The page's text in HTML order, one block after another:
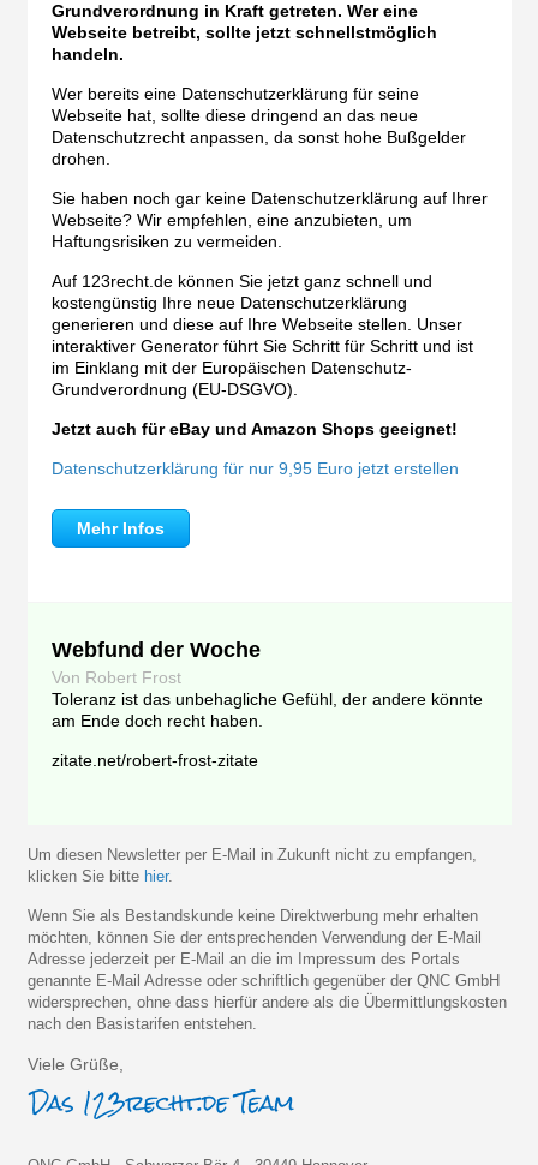
Grundverordnung in Kraft getreten. Wer eine
Webseite betreibt, sollte jetzt schnellstmöglich
handeln.
Wer bereits eine Datenschutzerklärung für seine
Webseite hat, sollte diese dringend an das neue
Datenschutzrecht anpassen, da sonst hohe Bußgelder
drohen.
Sie haben noch gar keine Datenschutzerklärung auf Ihrer
Webseite? Wir empfehlen, eine anzubieten, um
Haftungsrisiken zu vermeiden.
Auf 123recht.de können Sie jetzt ganz schnell und
kostengünstig Ihre neue Datenschutzerklärung
generieren und diese auf Ihre Webseite stellen. Unser
interaktiver Generator führt Sie Schritt für Schritt und ist
im Einklang mit der Europäischen Datenschutz-
Grundverordnung (EU-DSGVO).
Jetzt auch für eBay und Amazon Shops geeignet!
Datenschutzerklärung für nur 9,95 Euro jetzt erstellen
Mehr Infos
Webfund der Woche
Von Robert Frost
Toleranz ist das unbehagliche Gefühl, der andere könnte
am Ende doch recht haben.
zitate.net/robert-frost-zitate
Um diesen Newsletter per E-Mail in Zukunft nicht zu empfangen,
klicken Sie bitte hier.
Wenn Sie als Bestandskunde keine Direktwerbung mehr erhalten
möchten, können Sie der entsprechenden Verwendung der E-Mail
Adresse jederzeit per E-Mail an die im Impressum des Portals
genannte E-Mail Adresse oder schriftlich gegenüber der QNC GmbH
widersprechen, ohne dass hierfür andere als die Übermittlungskosten
nach den Basistarifen entstehen.
Viele Grüße,